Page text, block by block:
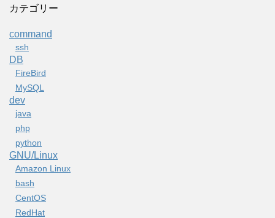
カテゴリー
command
ssh
DB
FireBird
MySQL
dev
java
php
python
GNU/Linux
Amazon Linux
bash
CentOS
RedHat